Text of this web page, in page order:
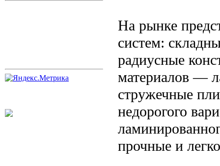
На рынке
систем:
радиусные
материалов —
стружечные
недорогого
прочные и